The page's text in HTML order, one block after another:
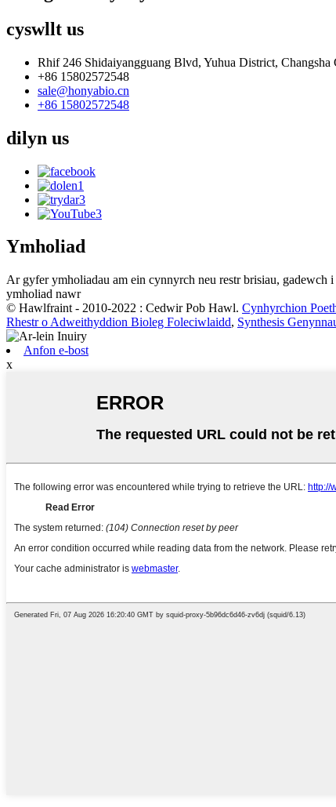
cyswllt us
Rhif 246 Shidaiyangguang Blvd, Yuhua District, Changsha
+86 15802572548
sale@honyabio.cn
+86 15802572548
dilyn us
Ymholiad
Ar gyfer ymholiadau am ein cynnyrch neu restr brisiau,
ymholiad nawr
© Hawlfraint - 2010-2022 : Cedwir Pob Hawl. Cynhyrchion
Rhestr o Adweithyddion Bioleg Foleciwlaidd, Synthesis
Anfon e-bost
x